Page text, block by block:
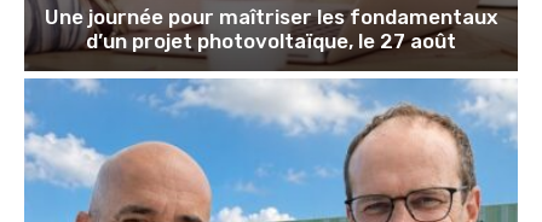
Une journée pour maîtriser les fondamentaux
d’un projet photovoltaïque, le 27 août